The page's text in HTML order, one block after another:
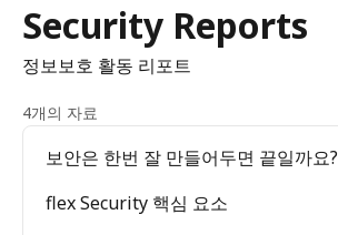
Security Reports
정보보호 활동 리포트
4개의 자료
보안은 한번 잘 만들어두면 끝일까요?
flex Security 핵심 요소